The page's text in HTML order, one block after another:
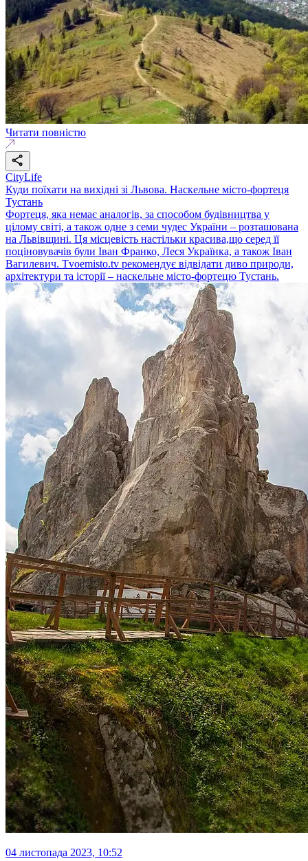
Читати повністю
CityLife
Куди поїхати на вихідні зі Львова. Наскельне місто-фортеця
Тустань
Фортеця, яка немає аналогів, за способом будівництва у
цілому світі, а також одне з семи чудес України – розташована
на Львівщині. Ця місцевість настільки красива,що серед її
поціновувачів були Іван Франко, Леся Українка, а також Іван
Вагилевич. Tvoemisto.tv рекомендує відвідати диво природи,
архітектури та історії – наскельне місто-фортецю Тустань.
04 листопада 2023, 10:52